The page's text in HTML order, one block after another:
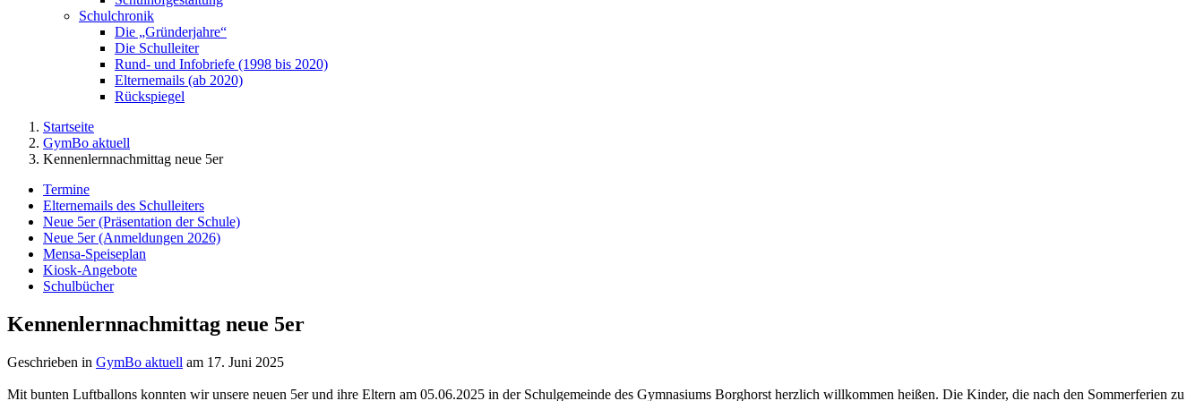
Schulchronik
Die „Gründerjahre“
Die Schulleiter
Rund- und Infobriefe (1998 bis 2020)
Elternemails (ab 2020)
Rückspiegel
Startseite
GymBo aktuell
Kennenlernnachmittag neue 5er
Termine
Elternemails des Schulleiters
Neue 5er (Präsentation der Schule)
Neue 5er (Anmeldungen 2026)
Mensa-Speiseplan
Kiosk-Angebote
Schulbücher
Kennenlernnachmittag neue 5er
Geschrieben in GymBo aktuell am 17. Juni 2025
Mit bunten Luftballons konnten wir unsere neuen 5er und ihre Eltern am 05.06.2025 in der Schulgemeinde des Gymnasiums Borghorst herzlich willkommen heißen. Die Kinder, die nach den Sommerferien zu